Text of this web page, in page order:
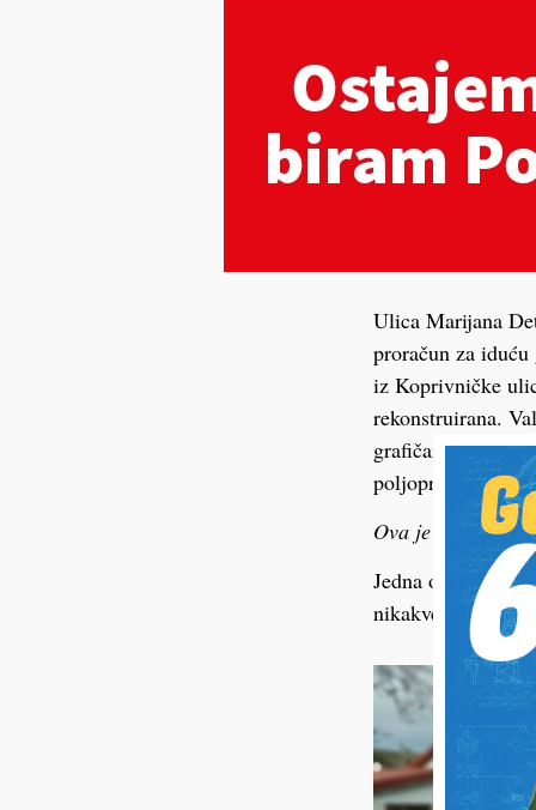
Ulica Marijana
proračun za
iz Koprivničke
rekonstruirana.
grafičaru,
poljoprivredna
Ova je priča
Jedna od
nikakve uređene